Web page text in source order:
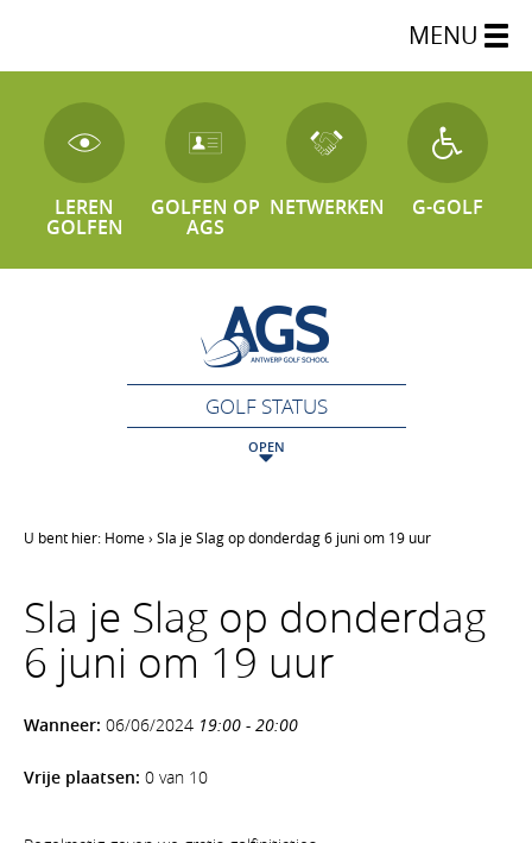
MENU
LEREN
GOLFEN
GOLFEN OP
AGS
NETWERKEN G-GOLF
GOLF STATUS
OPEN
U bent hier: Home› Sla je Slag op donderdag 6 juni om 19 uur
Sla je Slag op donderdag
6 juni om 19 uur
Wanneer: 06/06/2024 19:00 - 20:00
Vrije plaatsen: 0 van 10